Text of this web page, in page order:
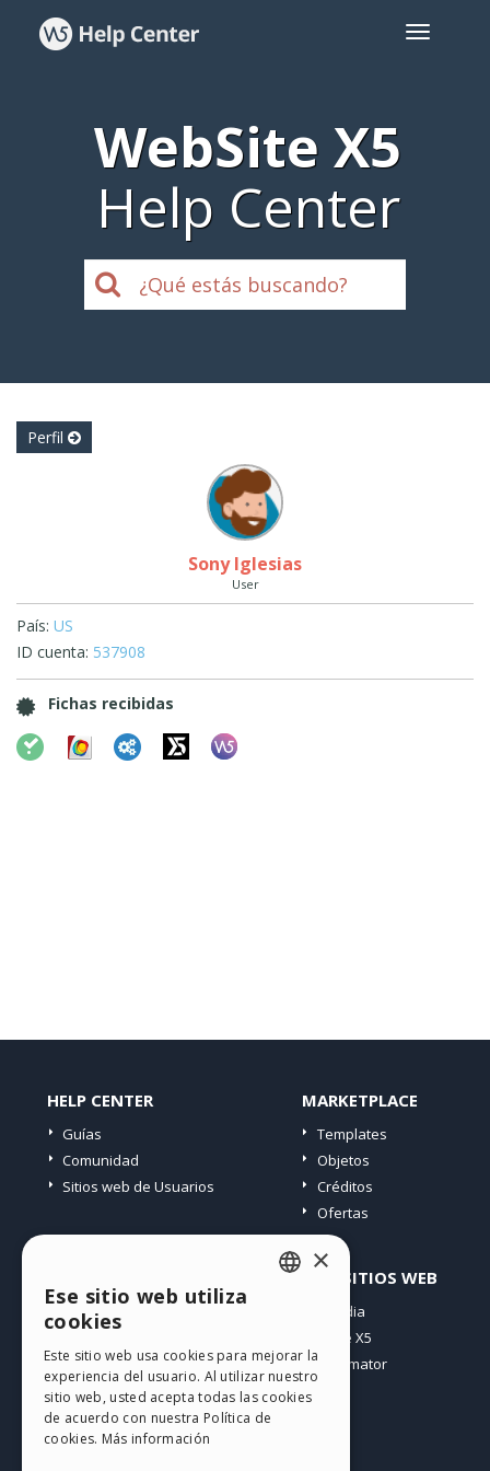
WebSite X5
Help Center
Perfil
Sony Iglesias
User
País: US
ID cuenta: 537908
Fichas recibidas
HELP CENTER
Guías
Comunidad
Sitios web de Usuarios
MARKETPLACE
Templates
Objetos
Créditos
Ofertas
Mis post
Mis download
Espacio Web
Mis Créditos
OTROS SITIOS WEB
Incomedia
WebSite X5
WebAnimator
GERMAN
SPANISH
×
Ese sitio web utiliza
cookies
Este sitio web usa cookies para mejorar la
experiencia del usuario. Al utilizar nuestro
sitio web, usted acepta todas las cookies
de acuerdo con nuestra Política de
cookies. Más información